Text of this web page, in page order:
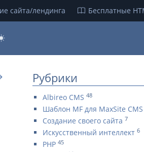
сайта/лендинга Бесплатные
Рубрики
Albireo CMS 48
Шаблон MF для MaxSite CMS
Создание своего сайта 7
Искусственный интеллект 6
PHP 45